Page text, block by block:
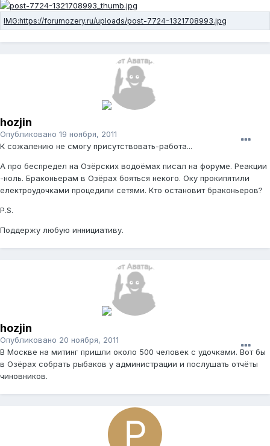
hozjin
Опубликовано 19 ноября, 2011
К сожалению не смогу присутствовать-работа...
А про беспредел на Озёрских водоёмах писал на форуме. Реакции
-ноль. Браконьерам в Озёрах бояться некого. Оку прокипятили
електроудочками процедили сетями. Кто остановит браконьеров?
P.S.
Поддержу любую иннициативу.
hozjin
Опубликовано 20 ноября, 2011
В Москве на митинг пришли около 500 человек с удочками. Вот бы
в Озёрах собрать рыбаков у администрации и послушать отчёты
чиновников.